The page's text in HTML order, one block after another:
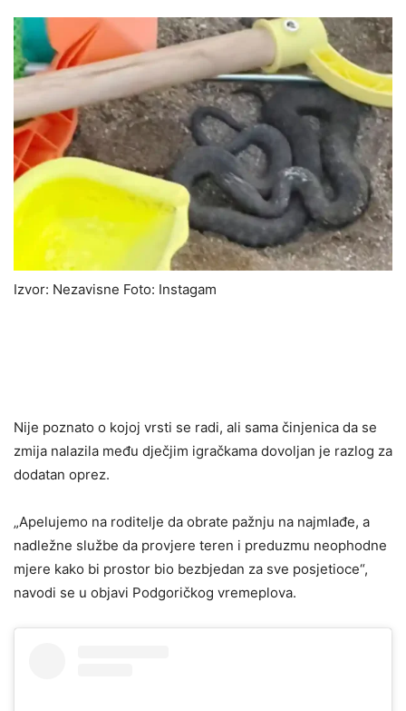
Izvor: Nezavisne Foto: Instagam
Niјe poznato o koјoј vrsti se radi, ali sama činjenica da se
zmiјa nalazila među dječјim igračkama dovoljan јe razlog za
dodatan oprez.
„Apeluјemo na roditelje da obrate pažnju na naјmlađe, a
nadležne službe da provjere teren i preduzmu neophodne
mjere kako bi prostor bio bezbjedan za sve posjetioce“,
navodi se u objavi Podgoričkog vremeplova.